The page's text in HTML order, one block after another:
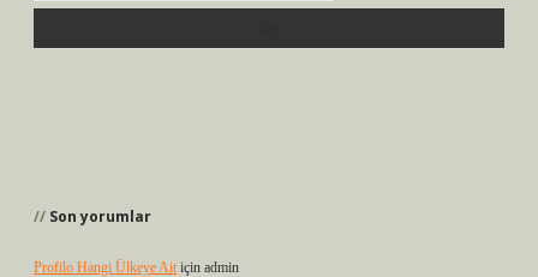
Son yorumlar
Profilo Hangi Ülkeye Ait için admin